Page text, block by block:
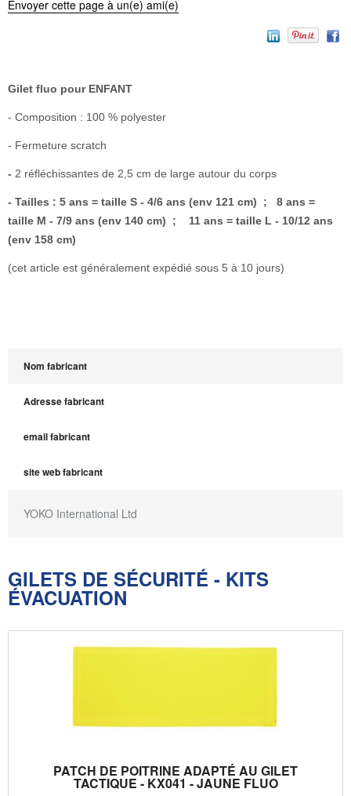
Envoyer cette page à un(e) ami(e)
Gilet fluo pour ENFANT
- Composition : 100 % polyester
- Fermeture scratch
- 2 réfléchissantes de 2,5 cm de large autour du corps
- Tailles : 5 ans = taille S - 4/6 ans (env 121 cm) ; 8 ans =
taille M - 7/9 ans (env 140 cm) ; 11 ans = taille L - 10/12 ans
(env 158 cm)
(cet article est généralement expédié sous 5 à 10 jours)
Nom fabricant
Adresse fabricant
email fabricant
site web fabricant
YOKO International Ltd
GILETS DE SÉCURITÉ - KITS
ÉVACUATION
PATCH DE POITRINE ADAPTÉ AU GILET
TACTIQUE - KX041 - JAUNE FLUO